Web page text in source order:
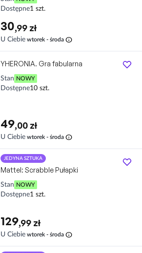
Dostępne1 szt.
30,99 zł
U Ciebie wtorek - środa info
YHERONIA. Gra fabularna
Stan NOWY
Dostępne10 szt.
49,00 zł
U Ciebie wtorek - środa info
JEDYNA SZTUKA
Mattel: Scrabble Pułapki
Stan NOWY
Dostępne1 szt.
129,99 zł
U Ciebie wtorek - środa info